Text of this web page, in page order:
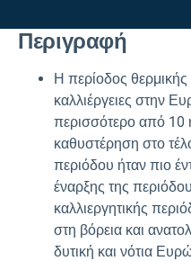
Περιγραφή
Η περίοδος θερμικής
καλλιέργειες στην
περισσότερο από 10
καθυστέρηση στο
περιόδου ήταν πιο
έναρξης της
καλλιεργητικής
στη βόρεια και
δυτική και νότια